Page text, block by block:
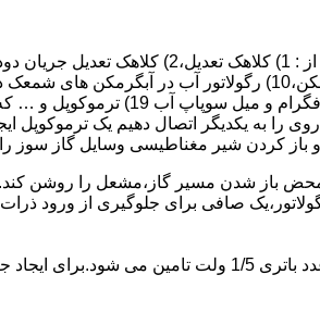
را به یکدیگر اتصال دهیم یک
باز شدن مسیر گاز،مشعل را روشن
صافی برای جلوگیری از ورود ذرات